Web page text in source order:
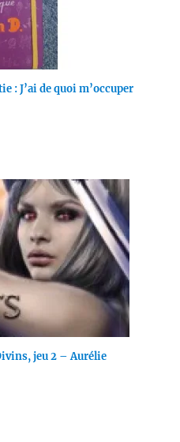
: J’ai de quoi m’occuper
jeu 2 – Aurélie